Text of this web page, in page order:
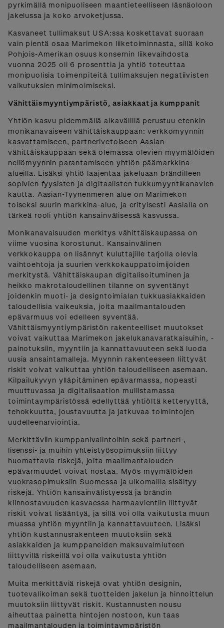
pyrkimällä monipuoliseen maantieteelliseen läsnäoloon
jakelussa ja koko arvoketjussa.
Kasvaneet tullimaksut USA:ssa koskettavat suoraan
vain pientä osaa Marimekon liiketoiminnasta, sillä koko
Pohjois-Amerikan osuus konsernin liikevaihdosta
vuonna 2025 oli 6 prosenttia ja yhtiö toteuttaa
monipuolisia toimenpiteitä tullimaksujen negatiivisten
vaikutuksien minimoimiseksi.
Vähittäismyyntiympäristö, asiakkaat ja kumppanit
Yhtiön kasvu pidemmällä aikavälillä perustuu etenkin
monikanavaiseen vähittäiskauppaan: verkkomyynnin
kasvattamiseen, partnerivetoiseen Aasian-
vähittäiskauppaan sekä olemassa olevien myymälöiden
neliömyynnin parantamiseen yhtiön päämarkkina-
alueilla. Lisäksi yhtiö laajentaa jakeluaan brändilleen
sopivien fyysisten ja digitaalisten tukkumyyntikanavien
kautta. Aasian-Tyynenmeren alue on Marimekon
toiseksi suurin markkina-alue, ja erityisesti Aasialla on
tärkeä rooli yhtiön kansainvälisessä kasvussa.
Monikanavaisuuden merkitys vähittäiskaupassa on
viime vuosina korostunut. Kansainvälinen
verkkokauppa on lisännyt kuluttajille tarjolla olevia
vaihtoehtoja ja suurien verkkokauppatoimijoiden
merkitystä. Vähittäiskaupan digitalisoituminen ja
heikko makrotaloudellinen tilanne on syventänyt
joidenkin muoti- ja designtoimialan tukkuasiakkaiden
taloudellisia vaikeuksia, joita maailmantalouden
epävarmuus voi edelleen syventää.
Vähittäismyyntiympäristön rakenteelliset muutokset
voivat vaikuttaa Marimekon jakelukanavaratkaisuihin, -
painotuksiin, myyntiin ja kannattavuuteen sekä luoda
uusia ansaintamalleja. Myynnin rakenteeseen liittyvät
riskit voivat vaikuttaa yhtiön taloudelliseen asemaan.
Kilpailukyvyn ylläpitäminen epävarmassa, nopeasti
muuttuvassa ja digitalisaation mullistamassa
toimintaympäristössä edellyttää yhtiöltä ketteryyttä,
tehokkuutta, joustavuutta ja jatkuvaa toimintojen
uudelleenarviointia.
Merkittäviin kumppanivalintoihin sekä partneri-,
lisenssi- ja muihin yhteistyösopimuksiin liittyy
huomattavia riskejä, joita maailmantalouden
epävarmuudet voivat nostaa. Myös myymälöiden
vuokrasopimuksiin Suomessa ja ulkomailla sisältyy
riskejä. Yhtiön kansainvälistyessä ja brändin
kiinnostavuuden kasvaessa harmaavientiin liittyvät
riskit voivat lisääntyä, ja sillä voi olla vaikutusta muun
muassa yhtiön myyntiin ja kannattavuuteen. Lisäksi
yhtiön kustannusrakenteen muutoksiin sekä
asiakkaiden ja kumppaneiden maksuvalmiuteen
liittyvillä riskeillä voi olla vaikutusta yhtiön
taloudelliseen asemaan.
Muita merkittäviä riskejä ovat yhtiön designin,
tuotevalikoiman sekä tuotteiden jakelun ja hinnoittelun
muutoksiin liittyvät riskit. Kustannusten nousu
aiheuttaa painetta hintojen nostoon, kun taas
maailmantalouden ja toimintaympäristön